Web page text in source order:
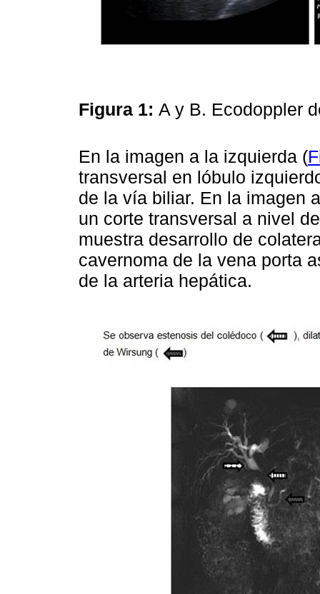
Figura 1: A y B. Ecodoppler
En la imagen a la izquierda (
transversal en lóbulo
de la vía biliar. En la imagen
un corte transversal a nivel
muestra desarrollo de
cavernoma de la vena porta
de la arteria hepática.